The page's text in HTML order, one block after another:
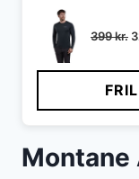
399kr.
Montane